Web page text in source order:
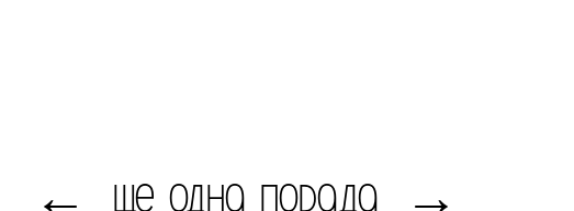
← ще одна порада →